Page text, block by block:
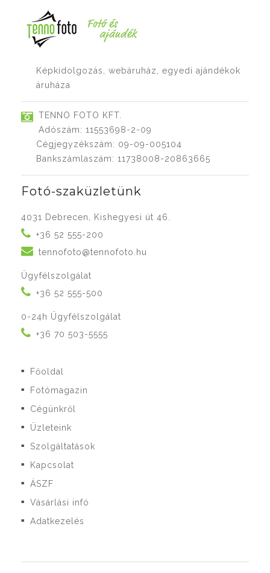
Képkidolgozás, webáruház, egyedi ajándékok
áruháza
TENNO FOTO KFT.
Adószám: 11553698-2-09
Cégjegyzékszám: 09-09-005104
Bankszámlaszám: 11738008-20863665
Fotó-szaküzletünk
4031 Debrecen, Kishegyesi út 46.
+36 52 555-200
tennofoto@tennofoto.hu
Ügyfélszolgálat
+36 52 555-500
0-24h Ügyfélszolgálat
+36 70 503-5555
■ Főoldal
■ Fotómagazin
■ Cégünkről
■ Üzleteink
■ Szolgáltatások
■ Kapcsolat
■ ÁSZF
■ Vásárlási infó
■ Adatkezelés